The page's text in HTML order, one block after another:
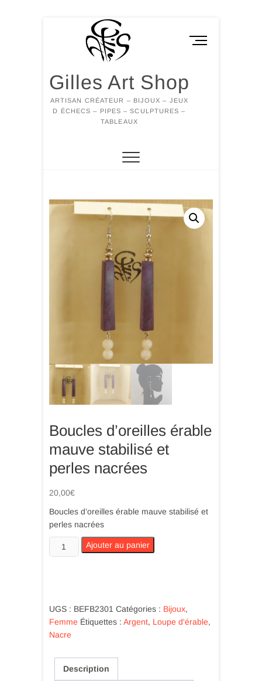
Gilles Art Shop
ARTISAN CRÉATEUR – BIJOUX – JEUX
D ÉCHECS – PIPES – SCULPTURES –
TABLEAUX
M
Boucles d’oreilles érable
mauve stabilisé et
perles nacrées
20,00€
Boucles d’oreilles érable mauve stabilisé et
perles nacrées
quantité
de
mauve
stabilisé
et
nacrées
Ajouter au panier
UGS : BEFB2301 Catégories : Bijoux,
Femme Étiquettes : Argent, Loupe d'érable,
Nacre
Description